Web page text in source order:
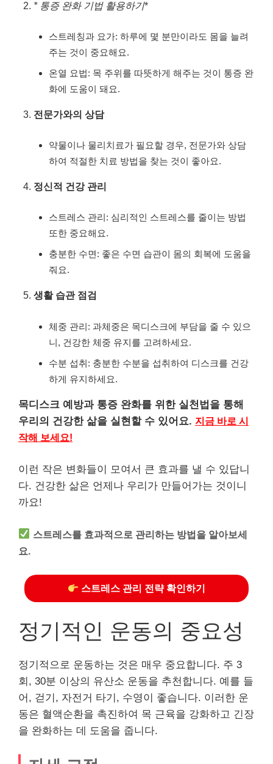
* 통증 완화 기법 활용하기*
스트레칭과 요가: 하루에 몇 분만이라도 몸을 늘려
주는 것이 중요해요.
온열 요법: 목 주위를 따뜻하게 해주는 것이 통증 완
화에 도움이 돼요.
전문가와의 상담
약물이나 물리치료가 필요할 경우, 전문가와 상담
하여 적절한 치료 방법을 찾는 것이 좋아요.
정신적 건강 관리
스트레스 관리: 심리적인 스트레스를 줄이는 방법
또한 중요해요.
충분한 수면: 좋은 수면 습관이 몸의 회복에 도움을
줘요.
생활 습관 점검
체중 관리: 과체중은 목디스크에 부담을 줄 수 있으
니, 건강한 체중 유지를 고려하세요.
수분 섭취: 충분한 수분을 섭취하여 디스크를 건강
하게 유지하세요.
목디스크 예방과 통증 완화를 위한 실천법을 통해
우리의 건강한 삶을 실현할 수 있어요. 지금 바로 시
작해 보세요!
이런 작은 변화들이 모여서 큰 효과를 낼 수 있답니
다. 건강한 삶은 언제나 우리가 만들어가는 것이니
까요!
스트레스를 효과적으로 관리하는 방법을 알아보세
요.
스트레스 관리 전략 확인하기
정기적인 운동의 중요성
정기적으로 운동하는 것은 매우 중요합니다. 주 3
회, 30분 이상의 유산소 운동을 추천합니다. 예를 들
어, 걷기, 자전거 타기, 수영이 좋습니다. 이러한 운
동은 혈액순환을 촉진하여 목 근육을 강화하고 긴장
을 완화하는 데 도움을 줍니다.